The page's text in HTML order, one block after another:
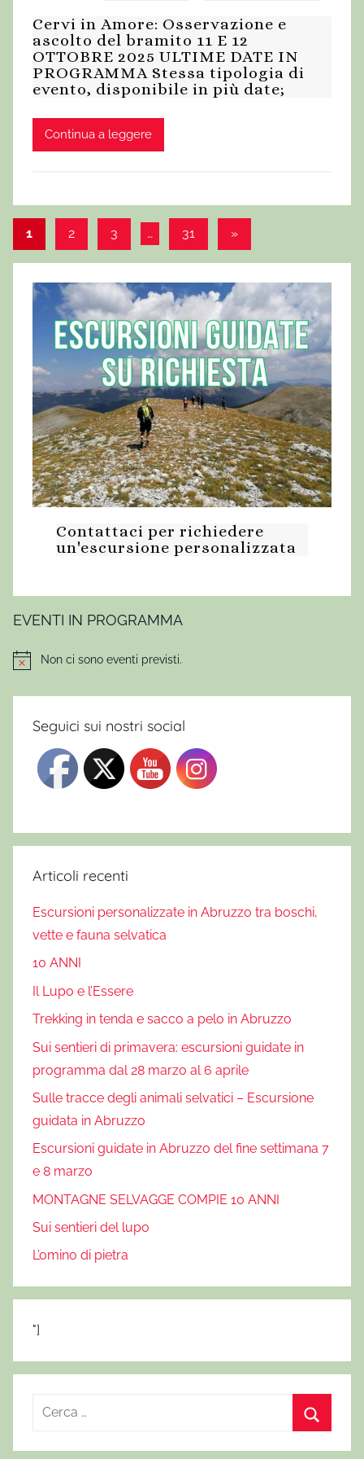
Cervi in Amore: Osservazione e
ascolto del bramito 11 E 12
OTTOBRE 2025 ULTIME DATE IN
PROGRAMMA Stessa tipologia di
evento, disponibile in più date;
Continua a leggere
Paginazione
degli
articoli
1 2 3 … 31
Articolo
»
Contattaci per richiedere
un'escursione personalizzata
EVENTI IN PROGRAMMA
NoticeNon ci sono eventi previsti.
Seguici sui nostri social
Articoli recenti
Escursioni personalizzate in Abruzzo tra boschi,
vette e fauna selvatica
10 ANNI
Il Lupo e l’Essere
Trekking in tenda e sacco a pelo in Abruzzo
Sui sentieri di primavera: escursioni guidate in
programma dal 28 marzo al 6 aprile
Sulle tracce degli animali selvatici – Escursione
guidata in Abruzzo
Escursioni guidate in Abruzzo del fine settimana 7
e 8 marzo
MONTAGNE SELVAGGE COMPIE 10 ANNI
Sui sentieri del lupo
L’omino di pietra
"]
c